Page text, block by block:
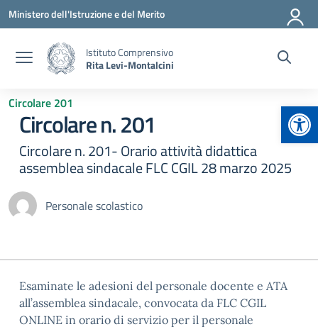
Vai ai contenuti
Vai al menu di navigazione
Vai al footer
Ministero dell'Istruzione e del Merito
Istituto Comprensivo
Rita Levi-Montalcini
Circolare 201
Circolare n. 201
Circolare n. 201- Orario attività didattica
assemblea sindacale FLC CGIL 28 marzo 2025
Personale scolastico
Esaminate le adesioni del personale docente e ATA
all’assemblea sindacale, convocata da FLC CGIL
ONLINE in orario di servizio per il personale